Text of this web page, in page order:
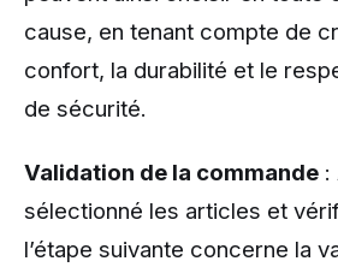
cause, en tenant compte de
confort, la durabilité et le
de sécurité.
Validation de la commande :
sélectionné les articles et
l’étape suivante concerne la